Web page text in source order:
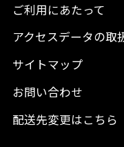
ご利用にあたって
アクセスデータの取
サイトマップ
お問い合わせ
配送先変更はこちら